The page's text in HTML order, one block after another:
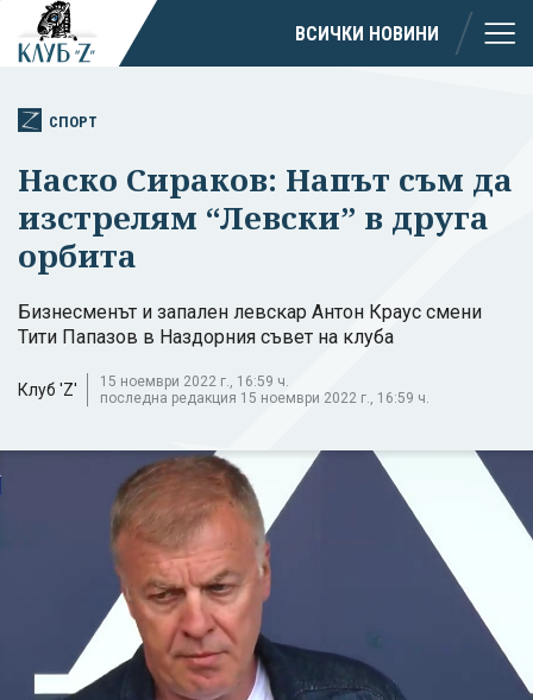
ВСИЧКИ НОВИНИ
СПОРТ
Наско Сираков: Напът съм да
изстрелям “Левски” в друга
орбита
Бизнесменът и запален левскар Антон Краус смени
Тити Папазов в Наздорния съвет на клуба
Клуб 'Z'
15 ноември 2022 г., 16:59 ч.
последна редакция 15 ноември 2022 г., 16:59 ч.